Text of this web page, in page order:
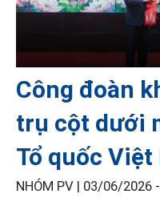
Công đoàn
trụ cột dưới
Tổ quốc Việt
NHÓM PV | 03/06/2026